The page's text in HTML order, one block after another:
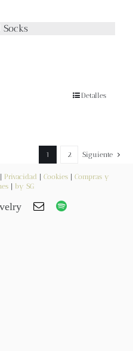
Detalles
1 2 Siguiente
Privacidad Cookies| Compras y
| by SG